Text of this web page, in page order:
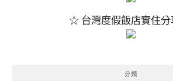
☆ 台灣度假飯店實住
分類